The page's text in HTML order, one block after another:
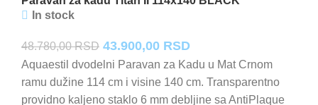
In stock
48.780,00RSD Originalna
cena
je
43.900,00 RSDTrenutna
cena
je:
Aquaestil dvodelni Paravan za Kadu u Mat Crnom
ramu dužine 114 cm i visine 140 cm. Transparentno
providno kaljeno staklo 6 mm debljine sa AntiPlaque